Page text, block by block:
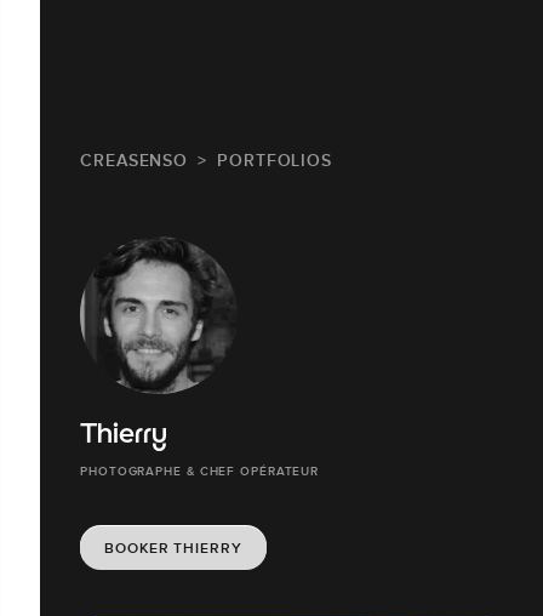
CREASENSO PORTFOLIOS
Thierry
PHOTOGRAPHE & CHEF OPÉRATEUR
BOOKER THIERRY